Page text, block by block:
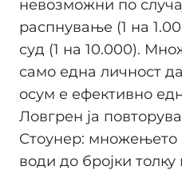
невозможни по
распнување (1 на
суд (1 на 10.000).
само една личност
осум е ефективно
Ловгрен ја
Стоунер: множењето
води до бројки